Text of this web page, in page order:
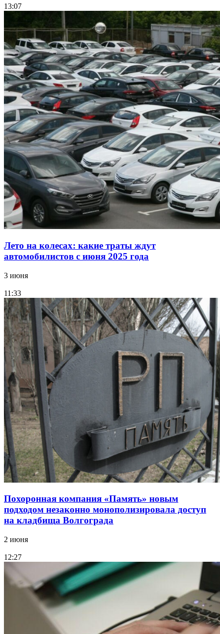
13:07
Лето на колесах: какие траты ждут
автомобилистов с июня 2025 года
3 июня
11:33
Похоронная компания «Память» новым
подходом незаконно монополизировала доступ
на кладбища Волгограда
2 июня
12:27